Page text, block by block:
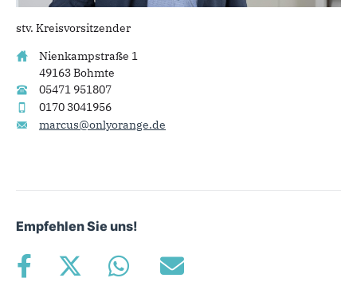
stv. Kreisvorsitzender
Nienkampstraße 1
49163 Bohmte
05471 951807
0170 3041956
marcus@onlyorange.de
Empfehlen Sie uns!